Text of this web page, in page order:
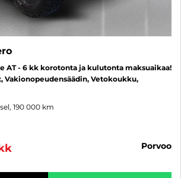
AT - 6 kk korotonta ja kulutonta maksuaikaa!
Vakionopeudensäädin, Vetokoukku,
190 000 km
porvoo